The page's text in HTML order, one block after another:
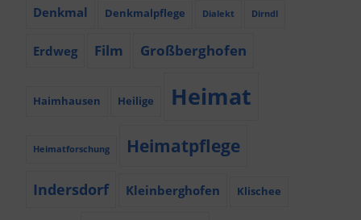
Denkmal Denkmalpflege Dialekt Dirndl
Erdweg Film Großberghofen
Haimhausen Heilige Heimat
Heimatforschung Heimatpflege
Indersdorf Kleinberghofen Klischee